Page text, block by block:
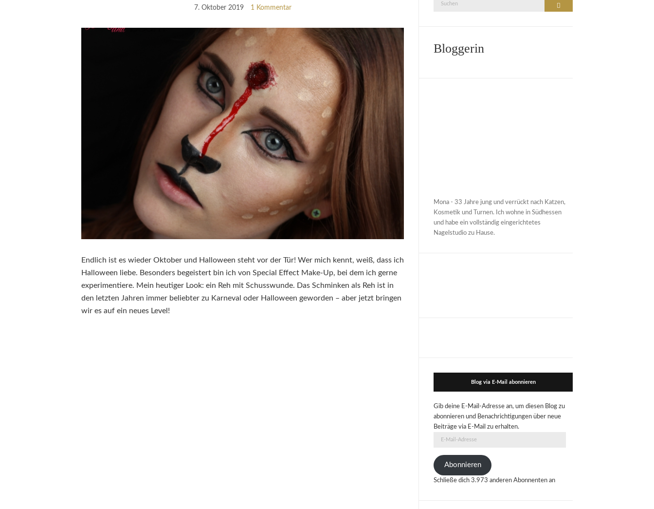
7. Oktober 2019 1 Kommentar
Endlich ist es wieder Oktober und Halloween steht vor der Tür! Wer mich kennt, weiß, dass ich
Halloween liebe. Besonders begeistert bin ich von Special Effect Make-Up, bei dem ich gerne
experimentiere. Mein heutiger Look: ein Reh mit Schusswunde. Das Schminken als Reh ist in
den letzten Jahren immer beliebter zu Karneval oder Halloween geworden – aber jetzt bringen
wir es auf ein neues Level!
Suchen
Bloggerin
Mona - 33 Jahre jung und verrückt nach Katzen,
Kosmetik und Turnen. Ich wohne in Südhessen
und habe ein vollständig eingerichtetes
Nagelstudio zu Hause.
Blog via E-Mail abonnieren
Gib deine E-Mail-Adresse an, um diesen Blog zu
abonnieren und Benachrichtigungen über neue
Beiträge via E-Mail zu erhalten.
Adresse
Abonnieren
Schließe dich 3.973 anderen Abonnenten an